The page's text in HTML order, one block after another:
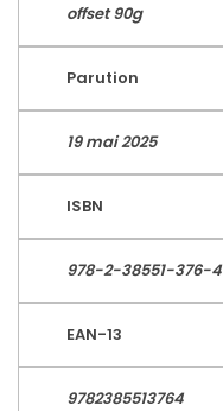
offset 90g
Parution
19 mai 2025
ISBN
978-2-38551-376-4
EAN-13
9782385513764